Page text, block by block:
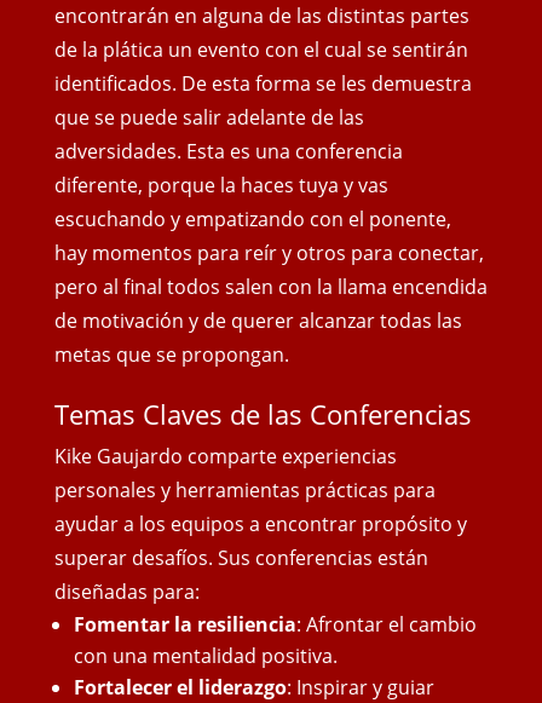
encontrarán en alguna de las distintas partes
de la plática un evento con el cual se sentirán
identificados. De esta forma se les demuestra
que se puede salir adelante de las
adversidades. Esta es una conferencia
diferente, porque la haces tuya y vas
escuchando y empatizando con el ponente,
hay momentos para reír y otros para conectar,
pero al final todos salen con la llama encendida
de motivación y de querer alcanzar todas las
metas que se propongan.
Temas Claves de las Conferencias
Kike Gaujardo comparte experiencias
personales y herramientas prácticas para
ayudar a los equipos a encontrar propósito y
superar desafíos. Sus conferencias están
diseñadas para:
Fomentar la resiliencia: Afrontar el cambio
con una mentalidad positiva.
Fortalecer el liderazgo: Inspirar y guiar